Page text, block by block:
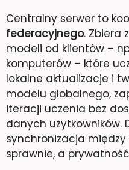
Centralny serwer to
federacyjnego. Zbiera
modeli od klientów –
komputerów – które
lokalne aktualizacje i
modelu globalnego,
iteracji uczenia bez
danych użytkowników.
synchronizacja
sprawnie, a